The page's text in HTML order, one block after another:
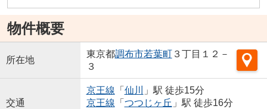
物件概要
所在地
東京都調布市若葉町３丁目１２－
３
交通
京王線 「 仙川
」駅 徒歩15分
京王線 「 つつじヶ丘 」駅 徒歩16分